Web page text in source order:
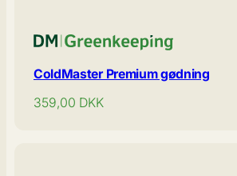
ColdMaster Premium gødning
Normal
359,00 DKK